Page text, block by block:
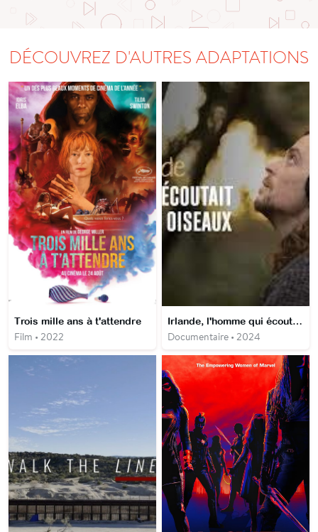
DÉCOUVREZ D'AUTRES ADAPTATIONS
Trois mille ans à t'attendre
Film • 2022
Irlande, l'homme qui écoutait le chant des oiseaux
Documentaire • 2024